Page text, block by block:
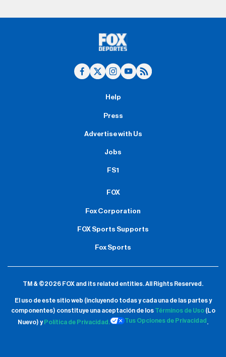
Help
Press
Advertise with Us
Jobs
FS1
FOX
Fox Corporation
FOX Sports Supports
Fox Sports
TM & ©2026 FOX and its related entities.All Rights Reserved.
El uso de este sitio web (incluyendo todas y cada una de las partes y
componentes) constituye una aceptación de los Términos de Uso(Lo
Nuevo) y Política de Privacidad. Tus Opciones de Privacidad .